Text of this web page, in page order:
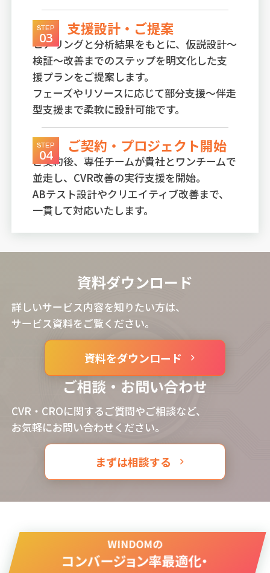
STEP
03
支援設計・ご提案
ヒアリングと分析結果をもとに、仮説設計〜
検証〜改善までのステップを明文化した支
援プランをご提案します。
フェーズやリソースに応じて部分支援〜伴走
型支援まで柔軟に設計可能です。
STEP
04
ご契約・プロジェクト開始
ご契約後、専任チームが貴社とワンチームで
並走し、CVR改善の実行支援を開始。
ABテスト設計やクリエイティブ改善まで、
一貫して対応いたします。
資料ダウンロード
詳しいサービス内容を知りたい方は、
サービス資料をご覧ください。
資料をダウンロード
ご相談・お問い合わせ
CVR・CROに関するご質問やご相談など、
お気軽にお問い合わせください。
まずは相談する
WINDOMの
コンバージョン率最適化・